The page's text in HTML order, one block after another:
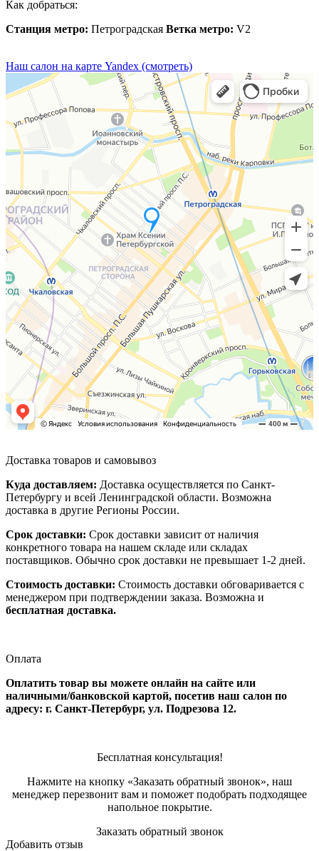
Как добраться:
Станция метро: Петроградская Ветка метро: V2
Наш салон на карте Yandex (смотреть)
Доставка товаров и самовывоз
Куда доставляем: Доставка осуществляется по Санкт-
Петербургу и всей Ленинградской области. Возможна
доставка в другие Регионы России.
Срок доставки: Срок доставки зависит от наличия
конкретного товара на нашем складе или складах
поставщиков. Обычно срок доставки не превышает 1-2 дней.
Стоимость доставки: Стоимость доставки обговаривается с
менеджером при подтверждении заказа. Возможна и
бесплатная доставка.
Оплата
Оплатить товар вы можете онлайн на сайте или
наличными/банковской картой, посетив наш салон по
адресу: г. Санкт-Петербург, ул. Подрезова 12.
Бесплатная консультация!
Нажмите на кнопку «Заказать обратный звонок», наш
менеджер перезвонит вам и поможет подобрать подходящее
напольное покрытие.
Заказать обратный звонок
Добавить отзыв